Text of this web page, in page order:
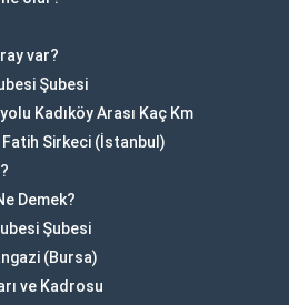
var?
Şubesi
Kadıköy Arası Kaç Km
Sirkeci (İstanbul)
Demek?
Şubesi
(Bursa)
ve Kadrosu